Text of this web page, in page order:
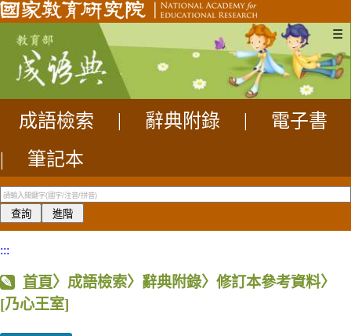
☰
成語檢索 辭典附錄
電子書
|
筆記本
:::
首頁〉成語檢索〉辭典附錄〉修訂本參考資料〉
[乃心王室]